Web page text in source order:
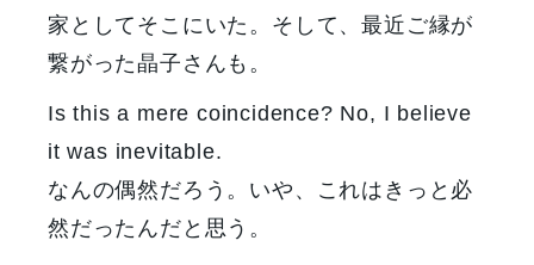
家としてそこにいた。そして、最近ご縁が
繋がった晶子さんも。
Is this a mere coincidence? No, I believe
it was inevitable.
なんの偶然だろう。いや、これはきっと必
然だったんだと思う。